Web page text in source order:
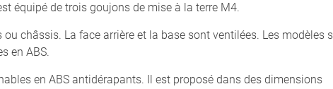
équipé de trois goujons de mise à la terre M4.
châssis. La face arrière et la base sont ventilées. Les modèles
en ABS.
en ABS antidérapants. Il est proposé dans des dimensions